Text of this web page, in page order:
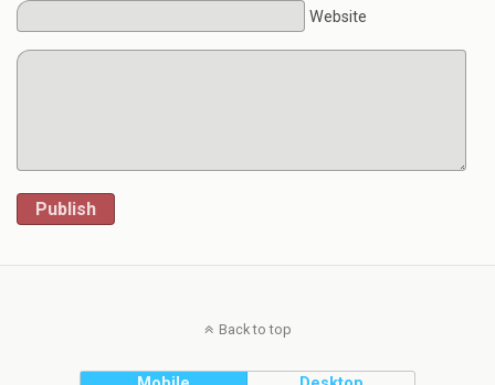
Website
Publish
Back to top